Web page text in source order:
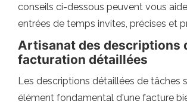
conseils ci-dessous peuvent vous
entrées de temps invites, précises et
Artisanat des descriptions
facturation détaillées
Les descriptions détaillées de tâches
élément fondamental d'une facture